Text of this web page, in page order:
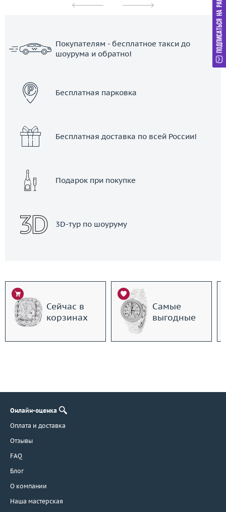
Покупателям - бесплатное такси до
шоурума и обратно!
Бесплатная парковка
Бесплатная доставка по всей России!
Подарок при покупке
3D-тур по шоуруму
Сейчас в
корзинах
Самые
выгодные
Онлайн-оценка
Оплата и доставка
Отзывы
FAQ
Блог
О компании
Наша мастерская